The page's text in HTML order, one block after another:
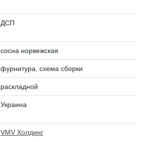
ДСП
сосна норвежская
фурнитура, схема сборки
раскладной
Украина
VMV Холдинг